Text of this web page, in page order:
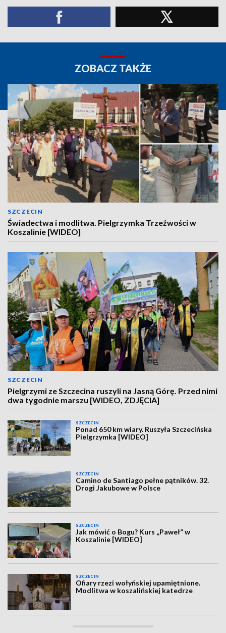
ZOBACZ TAKŻE
SZCZECIN
Świadectwa i modlitwa. Pielgrzymka Trzeźwości w
Koszalinie [WIDEO]
SZCZECIN
Pielgrzymi ze Szczecina ruszyli na Jasną Górę. Przed nimi
dwa tygodnie marszu [WIDEO, ZDJĘCIA]
SZCZECIN
Ponad 650 km wiary. Ruszyła Szczecińska
Pielgrzymka [WIDEO]
SZCZECIN
Camino de Santiago pełne pątników. 32.
Drogi Jakubowe w Polsce
SZCZECIN
Jak mówić o Bogu? Kurs „Paweł” w
Koszalinie [WIDEO]
SZCZECIN
Ofiary rzezi wołyńskiej upamiętnione.
Modlitwa w koszalińskiej katedrze